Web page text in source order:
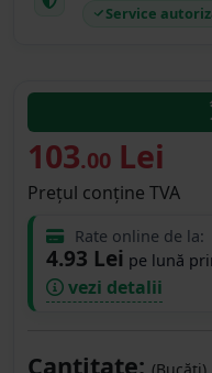
Service
103.00 Lei
Prețul conține TVA
Rate online de la:
4.93 Lei pe lună
vezi detalii
Cantitate: (Bucăți)